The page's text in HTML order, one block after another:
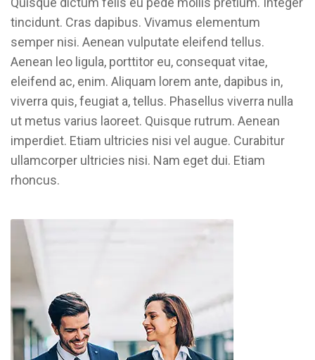
tincidunt. Cras dapibus. Vivamus elementum
semper nisi. Aenean vulputate eleifend tellus.
Aenean leo ligula, porttitor eu, consequat vitae,
eleifend ac, enim. Aliquam lorem ante, dapibus in,
viverra quis, feugiat a, tellus. Phasellus viverra nulla
ut metus varius laoreet. Quisque rutrum. Aenean
imperdiet. Etiam ultricies nisi vel augue. Curabitur
ullamcorper ultricies nisi. Nam eget dui. Etiam
rhoncus.